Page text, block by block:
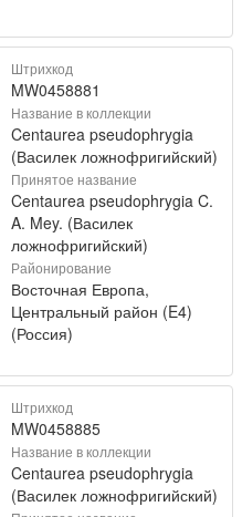
Штрихкод
MW0458881
Название в коллекции
Centaurea pseudophrygia
(Василек ложнофригийский)
Принятое название
Centaurea pseudophrygia C.
A. Mey. (Василек
ложнофригийский)
Районирование
Восточная Европа,
Центральный район (E4)
(Россия)
Штрихкод
MW0458885
Название в коллекции
Centaurea pseudophrygia
(Василек ложнофригийский)